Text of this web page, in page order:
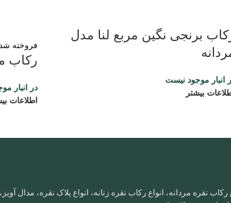
برنجی نگین مربع لنا مدل
انبار موجود نیست
بیشتر
فروخته
رکاب
در انبار
اطلاعات
نقره مردانه، انواع رکاب نقره زنانه، انواع پلاک نقره،